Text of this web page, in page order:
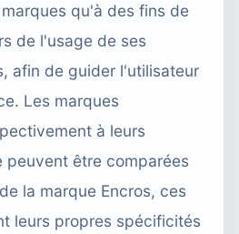
qu'à des fins de
de l'usage de ses
afin de guider l'utilisateur
Les marques
à leurs
peuvent être comparées
la marque Encros, ces
leurs propres spécificités